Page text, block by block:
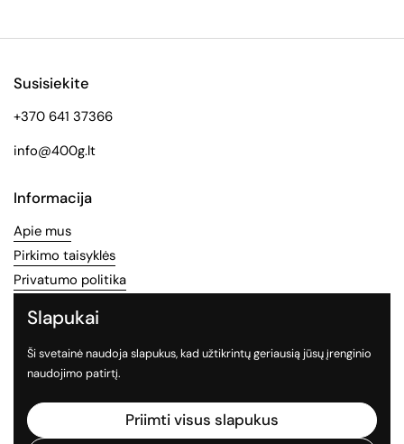
Susisiekite
+370 641 37366
info@400g.lt
Informacija
Apie mus
Pirkimo taisyklės
Privatumo politika
Socialinės medijos
Sekite mus socialiniuose tinkluose
Facebook
Slapukai
Ši svetainė naudoja slapukus, kad užtikrintų geriausią jūsų įrenginio
naudojimo patirtį.
Priimti visus slapukus